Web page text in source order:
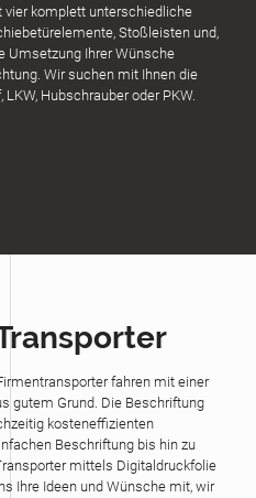
komplett unterschiedliche
Stoßleisten und,
Umsetzung Ihrer Wünsche
Wir suchen mit Ihnen die
Hubschrauber oder PKW.
fahren mit einer
gutem Grund. Die Beschriftung
kosteneffizienten
Beschriftung bis hin zu
mittels Digitaldruckfolie
Ihre Ideen und Wünsche mit, wir